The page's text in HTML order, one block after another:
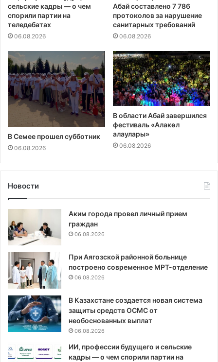
сельские кадры — о чем
спорили партии на
теледебатах
06.08.2026
Абай составлено 7 786
протоколов за нарушение
санитарных требований
06.08.2026
В Семее прошел субботник
06.08.2026
В области Абай завершился
фестиваль «Алакөл
алаулары»
06.08.2026
Новости
Аким города провел личный прием
граждан
06.08.2026
При Аягозской районной больнице
построено современное МРТ-отделение
06.08.2026
В Казахстане создается новая система
защиты средств ОСМС от
необоснованных выплат
06.08.2026
ИИ, профессии будущего и сельские
кадры — о чем спорили партии на